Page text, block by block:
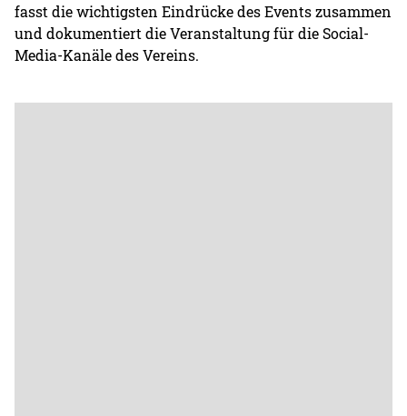
fasst die wichtigsten Eindrücke des Events zusammen
und dokumentiert die Veranstaltung für die Social-
Media-Kanäle des Vereins.